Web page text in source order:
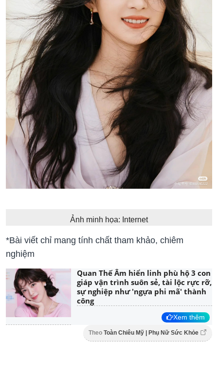
Ảnh minh họa: Internet
*Bài viết chỉ mang tính chất tham khảo, chiêm
nghiệm
Quan Thế Âm hiển linh phù hộ 3 con
giáp vận trình suôn sẻ, tài lộc rực rỡ,
sự nghiệp như 'ngựa phi mã' thành
công
Xem thêm
Theo Toàn Chiêu Mỹ | Phụ Nữ Sức Khỏe